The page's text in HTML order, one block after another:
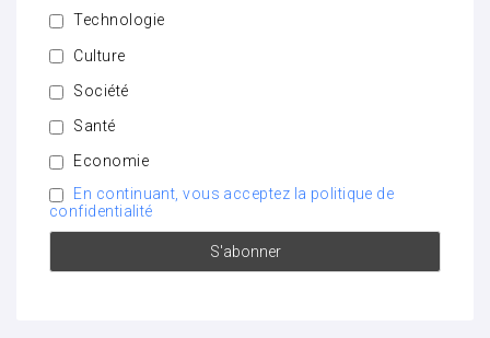
Technologie
Culture
Société
Santé
Economie
En continuant, vous acceptez la politique de
confidentialité